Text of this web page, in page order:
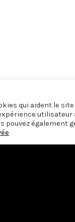
baobabs
qui aident le
utilisateur
pouvez également